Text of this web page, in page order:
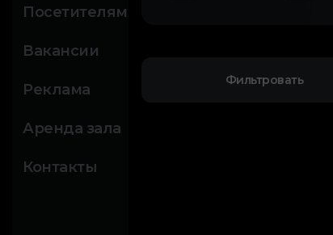
Посетителям
Вакансии
Реклама
Аренда зала
Контакты
Фильтровать